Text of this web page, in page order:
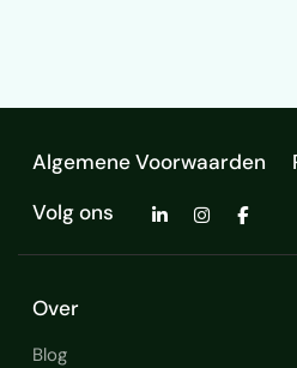
Algemene Voorwaarden
Volg ons
Over
Blog